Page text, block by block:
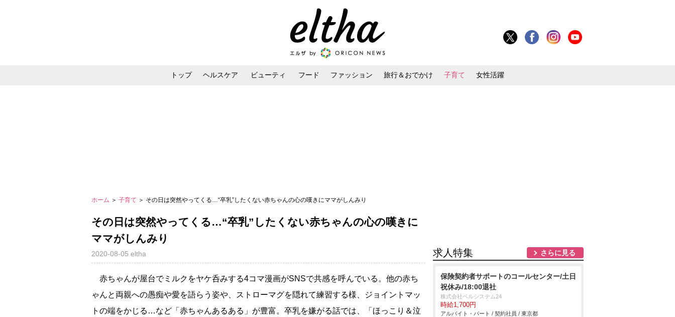
トップ ヘルスケア ビューティ フード ファッション 旅行＆おでかけ 子育て 女性活躍
ホーム ＞ 子育て ＞ その日は突然やってくる…“卒乳”したくない赤ちゃんの心の嘆きにママがしんみり
その日は突然やってくる…“卒乳”したくない赤ちゃんの心の嘆きに
ママがしんみり
2020-08-05 eltha
赤ちゃんが屋台でミルクをヤケ呑みする4コマ漫画がSNSで共感を呼んでいる。他の赤ち
ゃんと両親への愚痴や愛を語らう姿や、ストローマグを隠れて練習する様、ジョイントマッ
トの端をかじる…など「赤ちゃんあるある」が豊富。卒乳を嫌がる話では、「ほっこり＆泣
求人特集 さらに見る
保険契約者サポートのコールセンター/土日
祝休み/18:00退社
株式会社ベルシステム24
時給1,700円
アルバイト・パート / 契約社員 / 東京都